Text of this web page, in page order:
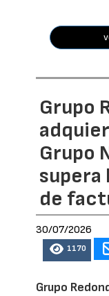
Grupo
Grupo
supera
de
30/07/2026
1170
Grupo